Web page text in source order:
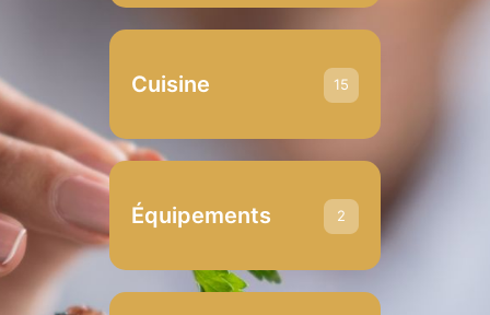
Cuisine 15
Équipements 2